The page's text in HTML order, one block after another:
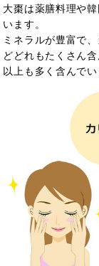
大棗は薬膳料理や
います。
ミネラルが豊富で
どどれもたくさん
以上も多く含んでい